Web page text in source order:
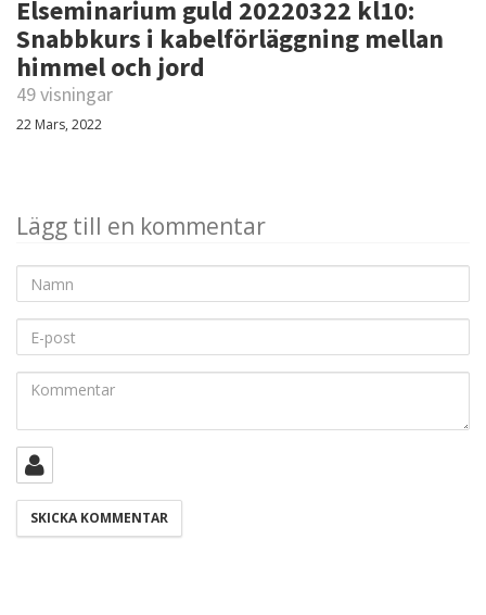
Elseminarium guld 20220322 kl10:
Snabbkurs i kabelförläggning mellan
himmel och jord
49 visningar
22 Mars, 2022
Lägg till en kommentar
Namn
post
Kommentar